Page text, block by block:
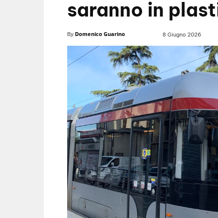
saranno in
By Domenico Guarino 8 Giugno 2026